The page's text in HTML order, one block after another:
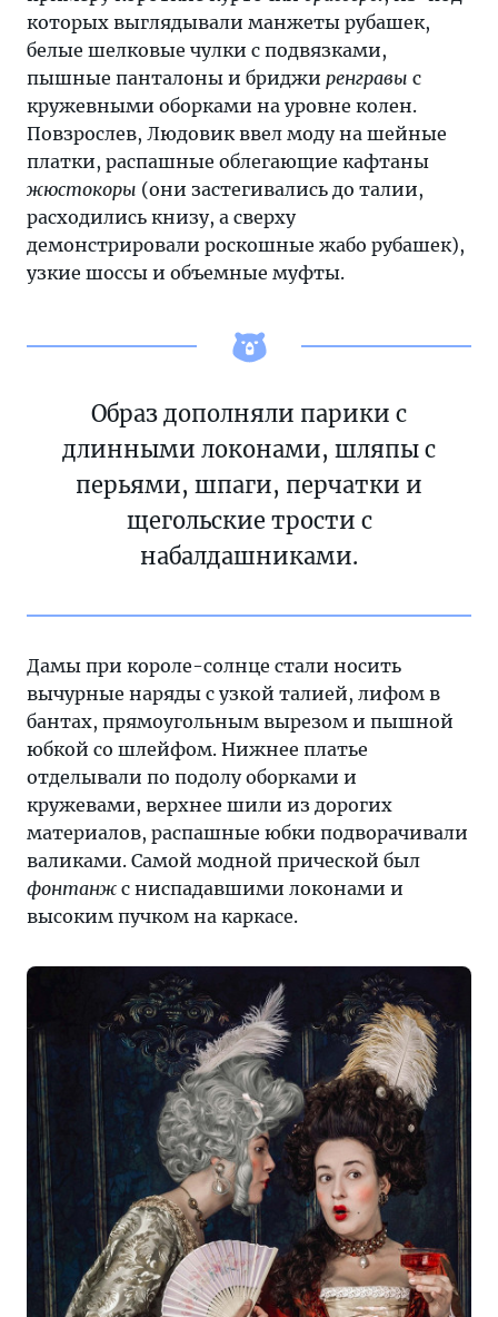
которых выглядывали манжеты рубашек,
белые шелковые чулки с подвязками,
пышные панталоны и бриджи ренгравы с
кружевными оборками на уровне колен.
Повзрослев, Людовик ввел моду на шейные
платки, распашные облегающие кафтаны
жюстокоры (они застегивались до талии,
расходились книзу, а сверху
демонстрировали роскошные жабо рубашек),
узкие шоссы и объемные муфты.
Образ дополняли парики с
длинными локонами, шляпы с
перьями, шпаги, перчатки и
щегольские трости с
набалдашниками.
Дамы при короле-солнце стали носить
вычурные наряды с узкой талией, лифом в
бантах, прямоугольным вырезом и пышной
юбкой со шлейфом. Нижнее платье
отделывали по подолу оборками и
кружевами, верхнее шили из дорогих
материалов, распашные юбки подворачивали
валиками. Самой модной прической был
фонтанж с ниспадавшими локонами и
высоким пучком на каркасе.